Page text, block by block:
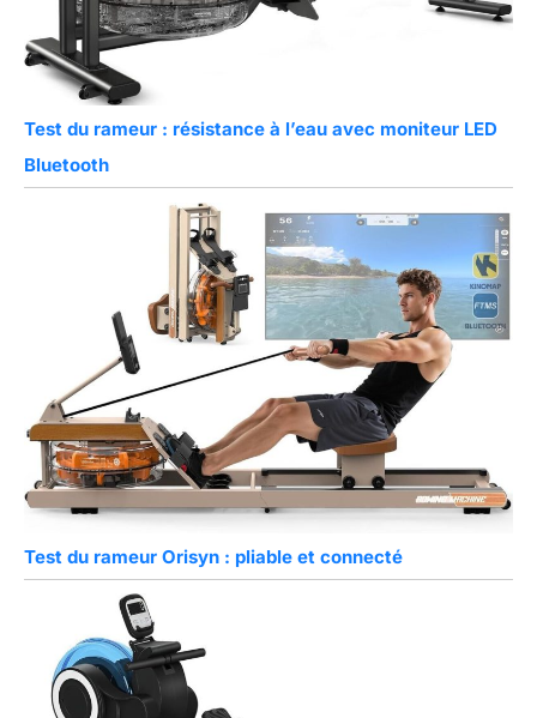
Test du rameur : résistance à l’eau avec moniteur LED
Bluetooth
Test du rameur Orisyn : pliable et connecté